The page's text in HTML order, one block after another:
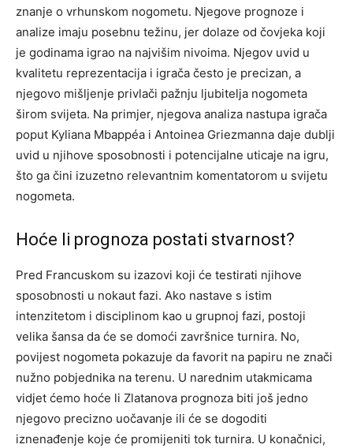
znanje o vrhunskom nogometu. Njegove prognoze i
analize imaju posebnu težinu, jer dolaze od čovjeka koji
je godinama igrao na najvišim nivoima. Njegov uvid u
kvalitetu reprezentacija i igrača često je precizan, a
njegovo mišljenje privlači pažnju ljubitelja nogometa
širom svijeta. Na primjer, njegova analiza nastupa igrača
poput Kyliana Mbappéa i Antoinea Griezmanna daje dublji
uvid u njihove sposobnosti i potencijalne uticaje na igru,
što ga čini izuzetno relevantnim komentatorom u svijetu
nogometa.
Hoće li prognoza postati stvarnost?
Pred Francuskom su izazovi koji će testirati njihove
sposobnosti u nokaut fazi. Ako nastave s istim
intenzitetom i disciplinom kao u grupnoj fazi, postoji
velika šansa da će se domoći završnice turnira. No,
povijest nogometa pokazuje da favorit na papiru ne znači
nužno pobjednika na terenu. U narednim utakmicama
vidjet ćemo hoće li Zlatanova prognoza biti još jedno
njegovo precizno uočavanje ili će se dogoditi
iznenađenje koje će promijeniti tok turnira. U konačnici,